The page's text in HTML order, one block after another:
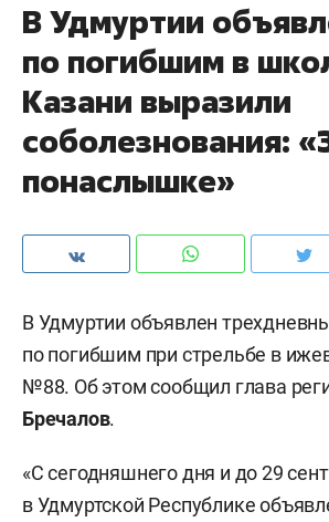
В Удмуртии
по погибшим в
Казани выразили
соболезнования:
понаслышке»
В Удмуртии объявлен
по погибшим при стрельбе в
№88. Об этом сообщил глава
Бречалов.
«С сегодняшнего дня и до 29
в Удмуртской Республике